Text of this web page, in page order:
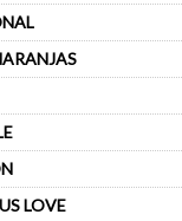
LOVE